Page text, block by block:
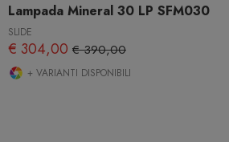
Lampada Mineral 30 LP SFM030
SLIDE
€ 304,00 € 390,00
+ VARIANTI DISPONIBILI